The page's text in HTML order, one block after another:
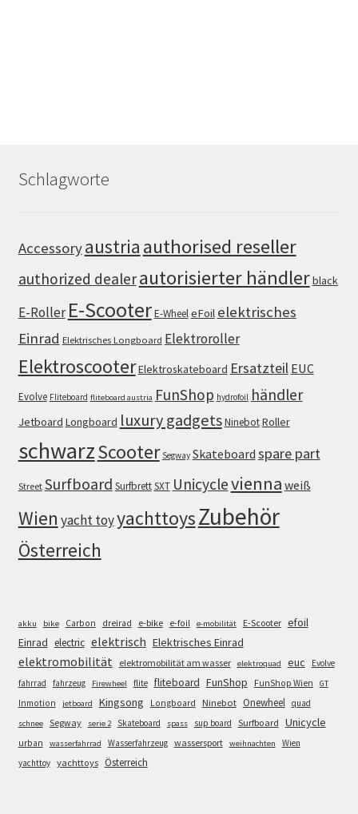
Schlagworte
Accessoryaustria authorised reseller
authorized dealerautorisierter händlerblack
E-Roller E-ScooterE-WheeleFoil elektrisches
Einrad Elektrisches Longboard Elektroroller
ElektroscooterElektroskateboard Ersatzteil EUC
Evolve Fliteboard fliteboard austria FunShop hydrofoil händler
Jetboard Longboard luxury gadgetsNinebotRoller
schwarzScooter Segway Skateboard spare part
Street Surfboard SurfbrettSXT Unicyclevienna weiß
Wien yacht toyyachttoysZubehör
Österreich
akku bike Carbon dreirad e-bike e-foil e-mobilität E-Scooter efoil
Einrad electric elektrisch Elektrisches Einrad
elektromobilität elektromobilität am wasser elektroquad euc
Evolve
fahrrad
fahrzeug Firewheel flite fliteboard FunShop FunShop Wien GT
Inmotion jetboard Kingsong Longboard Ninebot Onewheel quad
schnee Segway serie 2 Skateboard spass sup board Surfboard Unicycle
urban wasserfahrrad Wasserfahrzeug wassersport weihnachten
Wien
yachttoy yachttoys Österreich